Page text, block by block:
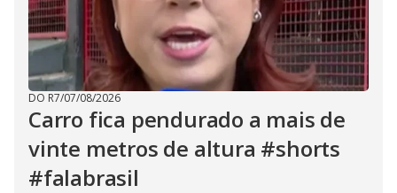
DO R7/07/08/2026
Carro fica pendurado a mais de
vinte metros de altura #shorts
#falabrasil